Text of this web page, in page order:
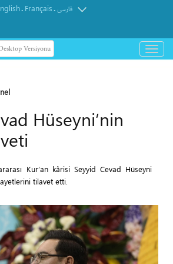
. Français.فارسی
Versiyonu
باز
و
Hüseyni’nin
Kur’an kârisi Seyyid Cevad Hüseyni
tilavet etti.